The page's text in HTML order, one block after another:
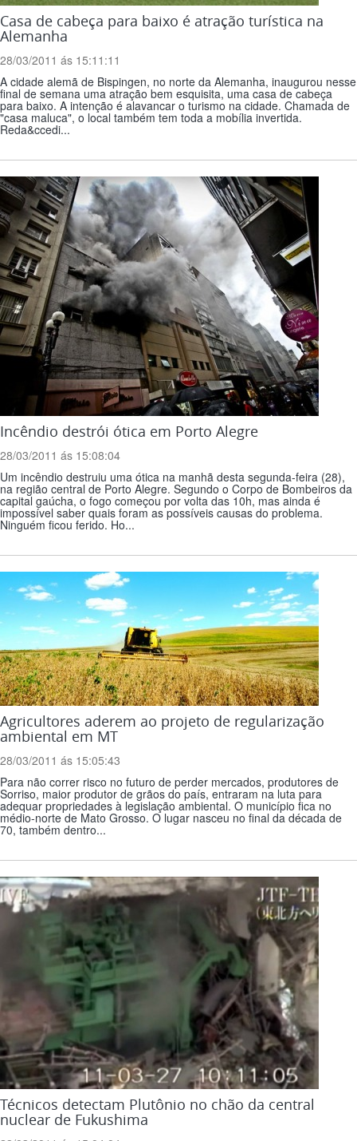
Casa de cabeça para baixo é atração turística na
Alemanha
28/03/2011 ás 15:11:11
A cidade alemã de Bispingen, no norte da Alemanha, inaugurou nesse
final de semana uma atração bem esquisita, uma casa de cabeça
para baixo. A intenção é alavancar o turismo na cidade. Chamada de
"casa maluca", o local também tem toda a mobília invertida.
Reda&ccedi...
Incêndio destrói ótica em Porto Alegre
28/03/2011 ás 15:08:04
Um incêndio destruiu uma ótica na manhã desta segunda-feira (28),
na região central de Porto Alegre. Segundo o Corpo de Bombeiros da
capital gaúcha, o fogo começou por volta das 10h, mas ainda é
impossível saber quais foram as possíveis causas do problema.
Ninguém ficou ferido. Ho...
Agricultores aderem ao projeto de regularização
ambiental em MT
28/03/2011 ás 15:05:43
Para não correr risco no futuro de perder mercados, produtores de
Sorriso, maior produtor de grãos do país, entraram na luta para
adequar propriedades à legislação ambiental. O município fica no
médio-norte de Mato Grosso. O lugar nasceu no final da década de
70, também dentro...
Técnicos detectam Plutônio no chão da central
nuclear de Fukushima